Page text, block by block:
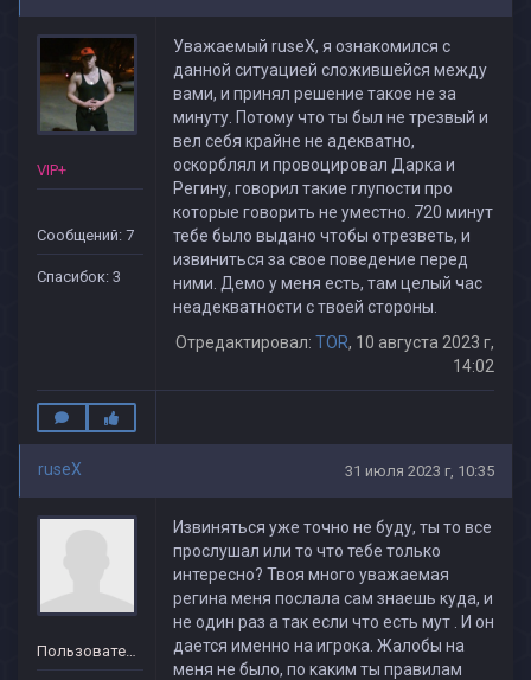
VIP+
Сообщений: 7
Спасибок: 3
Уважаемый ruseX, я ознакомился с
данной ситуацией сложившейся между
вами, и принял решение такое не за
минуту. Потому что ты был не трезвый и
вел себя крайне не адекватно,
оскорблял и провоцировал Дарка и
Регину, говорил такие глупости про
которые говорить не уместно. 720 минут
тебе было выдано чтобы отрезветь, и
извиниться за свое поведение перед
ними. Демо у меня есть, там целый час
неадекватности с твоей стороны.
Отредактировал: TOR, 10 августа 2023 г,
14:02
ruseX 31 июля 2023 г, 10:35
Пользователь
Извиняться уже точно не буду, ты то все
прослушал или то что тебе только
интересно? Твоя много уважаемая
регина меня послала сам знаешь куда, и
не один раз а так если что есть мут . И он
дается именно на игрока. Жалобы на
меня не было, по каким ты правилам